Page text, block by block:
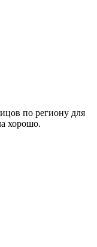
по региону для
хорошо.